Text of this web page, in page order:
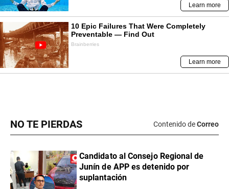
NO TE PIERDAS Contenido deCorreo
Candidato al Consejo Regional de
Junín de APP es detenido por
suplantación